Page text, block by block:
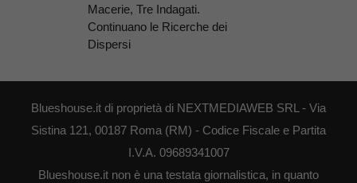
Macerie, Tre Indagati.
Continuano le Ricerche dei
Dispersi
Blueshouse.it di proprietà di NEXTMEDIAWEB SRL - Via
Sistina 121, 00187 Roma (RM) - Codice Fiscale e Partita
I.V.A. 09689341007
Blueshouse.it non è una testata giornalistica, in quanto